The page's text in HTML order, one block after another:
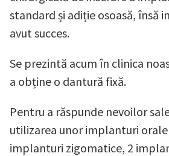
standard și adiție osoasă, însă
avut succes.
Se prezintă acum în clinica
a obține o dantură fixă.
Pentru a răspunde nevoilor
utilizarea unor implanturi orale
implanturi zigomatice, 2